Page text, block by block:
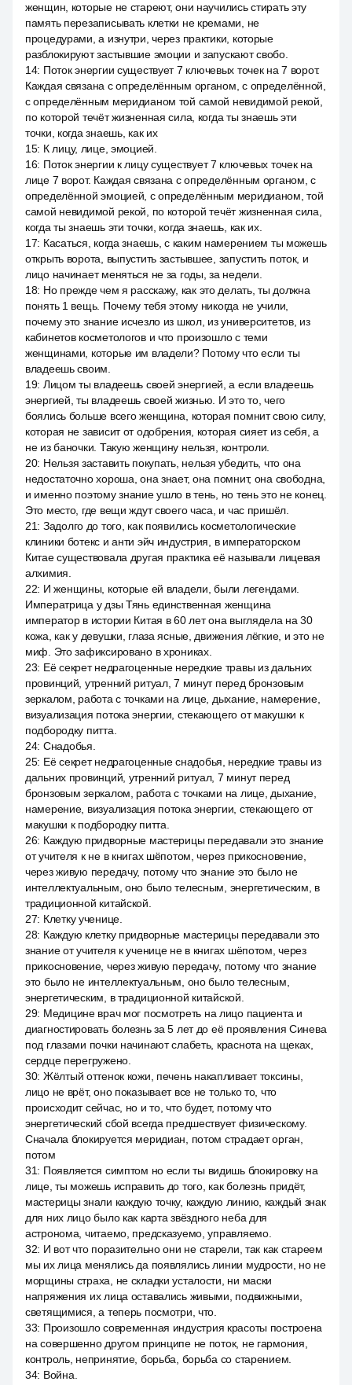
женщин, которые не стареют, они научились стирать эту
память перезаписывать клетки не кремами, не
процедурами, а изнутри, через практики, которые
разблокируют застывшие эмоции и запускают свобо.
14: Поток энергии существует 7 ключевых точек на 7 ворот.
Каждая связана с определённым органом, с определённой,
с определённым меридианом той самой невидимой рекой,
по которой течёт жизненная сила, когда ты знаешь эти
точки, когда знаешь, как их
15: К лицу, лице, эмоцией.
16: Поток энергии к лицу существует 7 ключевых точек на
лице 7 ворот. Каждая связана с определённым органом, с
определённой эмоцией, с определённым меридианом, той
самой невидимой рекой, по которой течёт жизненная сила,
когда ты знаешь эти точки, когда знаешь, как их.
17: Касаться, когда знаешь, с каким намерением ты можешь
открыть ворота, выпустить застывшее, запустить поток, и
лицо начинает меняться не за годы, за недели.
18: Но прежде чем я расскажу, как это делать, ты должна
понять 1 вещь. Почему тебя этому никогда не учили,
почему это знание исчезло из школ, из университетов, из
кабинетов косметологов и что произошло с теми
женщинами, которые им владели? Потому что если ты
владеешь своим.
19: Лицом ты владеешь своей энергией, а если владеешь
энергией, ты владеешь своей жизнью. И это то, чего
боялись больше всего женщина, которая помнит свою силу,
которая не зависит от одобрения, которая сияет из себя, а
не из баночки. Такую женщину нельзя, контроли.
20: Нельзя заставить покупать, нельзя убедить, что она
недостаточно хороша, она знает, она помнит, она свободна,
и именно поэтому знание ушло в тень, но тень это не конец.
Это место, где вещи ждут своего часа, и час пришёл.
21: Задолго до того, как появились косметологические
клиники ботекс и анти эйч индустрия, в императорском
Китае существовала другая практика её называли лицевая
алхимия.
22: И женщины, которые ей владели, были легендами.
Императрица у дзы Тянь единственная женщина
император в истории Китая в 60 лет она выглядела на 30
кожа, как у девушки, глаза ясные, движения лёгкие, и это не
миф. Это зафиксировано в хрониках.
23: Её секрет недрагоценные нередкие травы из дальних
провинций, утренний ритуал, 7 минут перед бронзовым
зеркалом, работа с точками на лице, дыхание, намерение,
визуализация потока энергии, стекающего от макушки к
подбородку питта.
24: Снадобья.
25: Её секрет недрагоценные снадобья, нередкие травы из
дальних провинций, утренний ритуал, 7 минут перед
бронзовым зеркалом, работа с точками на лице, дыхание,
намерение, визуализация потока энергии, стекающего от
макушки к подбородку питта.
26: Каждую придворные мастерицы передавали это знание
от учителя к не в книгах шёпотом, через прикосновение,
через живую передачу, потому что знание это было не
интеллектуальным, оно было телесным, энергетическим, в
традиционной китайской.
27: Клетку ученице.
28: Каждую клетку придворные мастерицы передавали это
знание от учителя к ученице не в книгах шёпотом, через
прикосновение, через живую передачу, потому что знание
это было не интеллектуальным, оно было телесным,
энергетическим, в традиционной китайской.
29: Медицине врач мог посмотреть на лицо пациента и
диагностировать болезнь за 5 лет до её проявления Синева
под глазами почки начинают слабеть, краснота на щеках,
сердце перегружено.
30: Жёлтый оттенок кожи, печень накапливает токсины,
лицо не врёт, оно показывает все не только то, что
происходит сейчас, но и то, что будет, потому что
энергетический сбой всегда предшествует физическому.
Сначала блокируется меридиан, потом страдает орган,
потом
31: Появляется симптом но если ты видишь блокировку на
лице, ты можешь исправить до того, как болезнь придёт,
мастерицы знали каждую точку, каждую линию, каждый знак
для них лицо было как карта звёздного неба для
астронома, читаемо, предсказуемо, управляемо.
32: И вот что поразительно они не старели, так как стареем
мы их лица менялись да появлялись линии мудрости, но не
морщины страха, не складки усталости, ни маски
напряжения их лица оставались живыми, подвижными,
светящимися, а теперь посмотри, что.
33: Произошло современная индустрия красоты построена
на совершенно другом принципе не поток, не гармония,
контроль, непринятие, борьба, борьба со старением.
34: Война.